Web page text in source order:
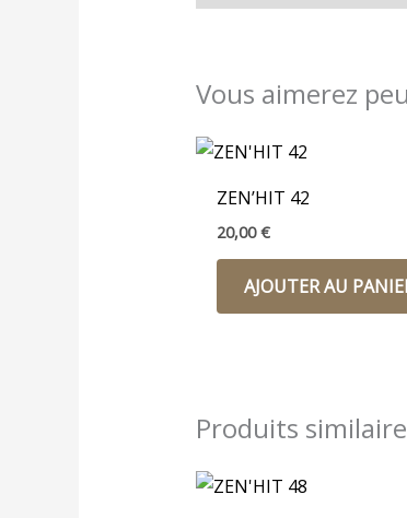
Vous aimerez
ZEN’HIT 42
20,00€
AJOUTER AU
Produits